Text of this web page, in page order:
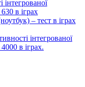
інтегрованої
в іграх
– тест в іграх
інтегрованої
в іграх.